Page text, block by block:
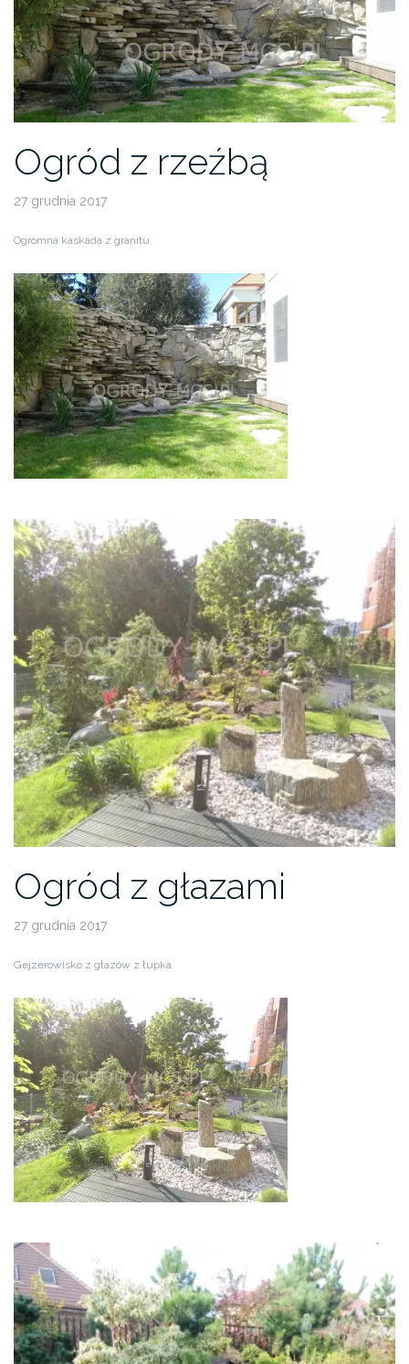
Ogród z rzeźbą
27 grudnia 2017
Ogromna kaskada z granitu
Ogród z głazami
27 grudnia 2017
Gejzerowisko z głazów z łupka